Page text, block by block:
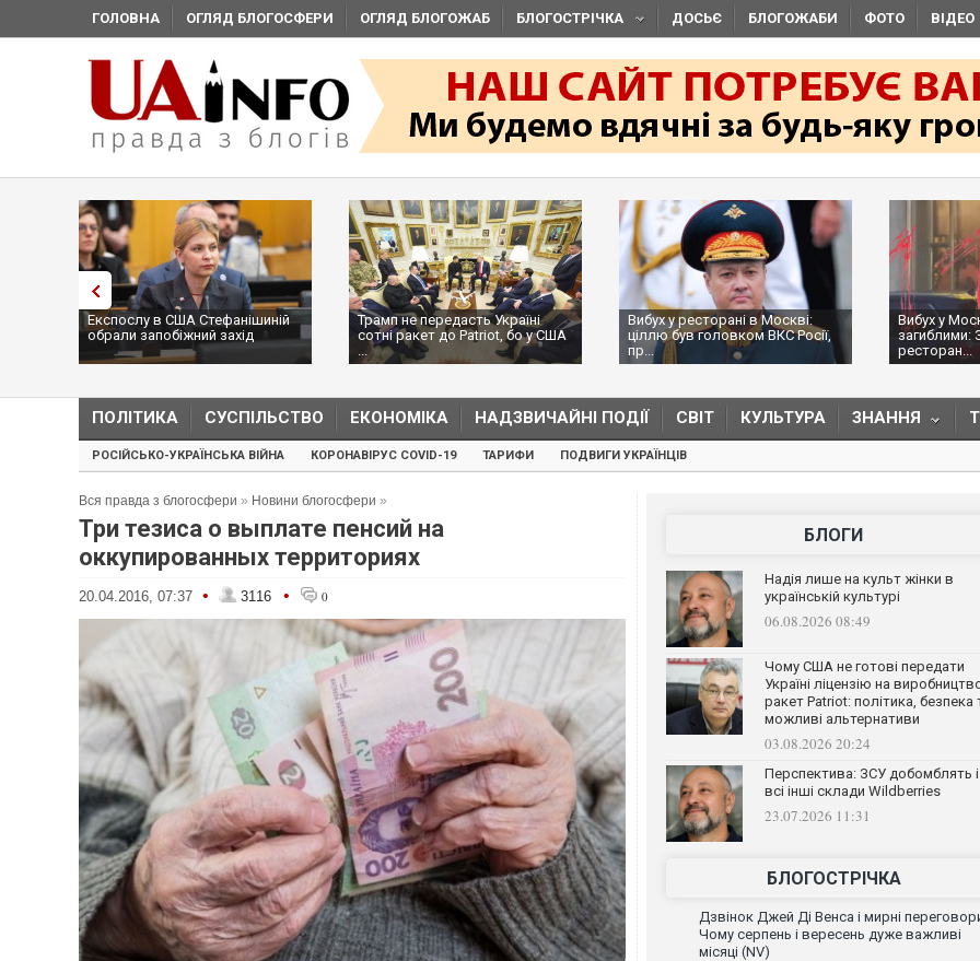
ГОЛОВНА ОГЛЯД БЛОГОСФЕРИ ОГЛЯД БЛОГОЖАБ БЛОГОСТРІЧКА ДОСЬЄ БЛОГОЖАБИ ФОТО ВІДЕО
Експослу в США Стефанішиній
обрали запобіжний захід
Трамп не передасть Україні
сотні ракет до Patriot, бо у США
...
Вибух у ресторані в Москві:
ціллю був головком ВКС Росії,
пр...
Вибух у
загиблими:
ресторан...
ПОЛІТИКА СУСПІЛЬСТВО ЕКОНОМІКА НАДЗВИЧАЙНІ ПОДІЇ СВІТ КУЛЬТУРА ЗНАННЯ
РОСІЙСЬКО-УКРАЇНСЬКА ВІЙНА КОРОНАВІРУС COVID-19 ТАРИФИ ПОДВИГИ УКРАЇНЦІВ
Вся правда з блогосфери » Новини блогосфери »
Три тезиса о выплате пенсий на
оккупированных территориях
20.04.2016, 07:37 • 3116 • 0
БЛОГИ
Надія лише на культ жінки в
українській культурі
06.08.2026 08:49
Чому США не готові передати
Україні ліцензію на
ракет Patriot: політика, безпека
можливі альтернативи
03.08.2026 20:24
Перспектива: ЗСУ добомблять і
всі інші склади Wildberries
23.07.2026 11:31
БЛОГОСТРІЧКА
Дзвінок Джей Ді Венса і мирні
Чому серпень і вересень дуже важливі
місяці (NV)